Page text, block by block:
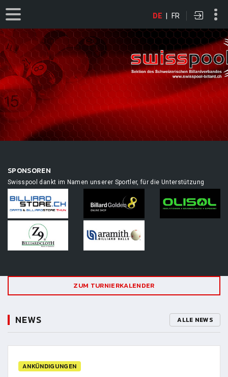
DE | FR
SPONSOREN
Swisspool dankt im Namen unserer Sportler, für die Unterstützung
ZUM TURNIERKALENDER
NEWS ALLE NEWS
ANKÜNDIGUNGEN